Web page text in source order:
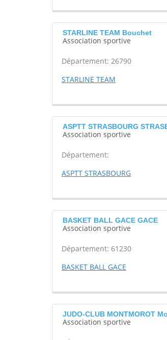
STARLINE TEAM Bouchet
Association sportive
Département: 26790
STARLINE TEAM
ASPTT STRASBOURG
Association sportive
Département:
ASPTT STRASBOURG
BASKET BALL GACE GACE
Association sportive
Département: 61230
BASKET BALL GACE
JUDO-CLUB MONTMOROT
Association sportive